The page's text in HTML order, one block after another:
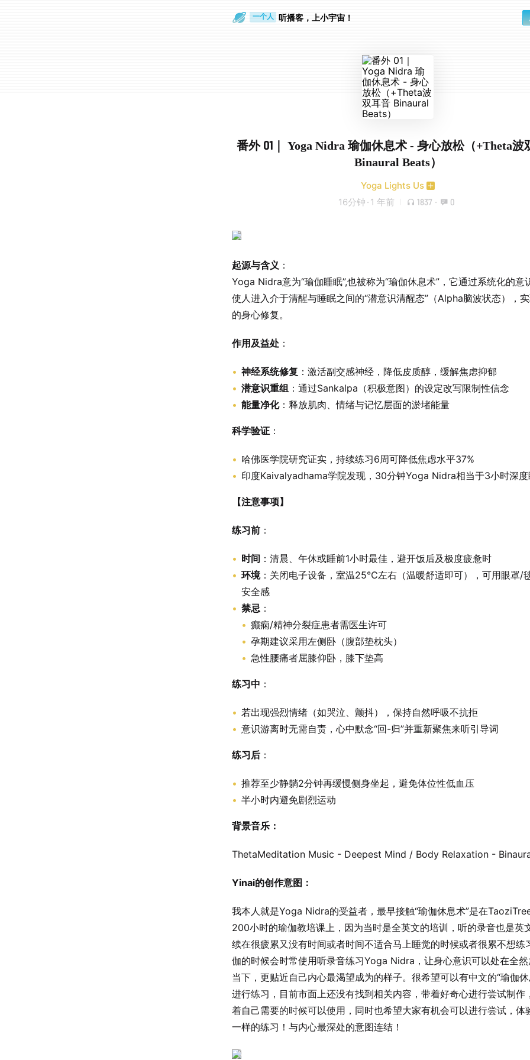
一个人 听播客，上小宇宙！
番外 01｜ Yoga Nidra 瑜伽休息术 - 身心放松（+Theta波
Binaural Beats）
Yoga Lights Us
16分钟 · 1 年前 1837 · 0
起源与含义 ：
Yoga Nidra意为“瑜伽睡眠”,也被称为“瑜伽休息术”，它通过系统化的意
使人进入介于清醒与睡眠之间的“潜意识清醒态”（Alpha脑波状态），
的身心修复。
作用及益处 ：
神经系统修复 ：激活副交感神经，降低皮质醇，缓解焦虑抑郁
潜意识重组 ：通过Sankalpa（积极意图）的设定改写限制性信念
能量净化：释放肌肉、情绪与记忆层面的淤堵能量
科学验证 ：
哈佛医学院研究证实，持续练习6周可降低焦虑水平37%
印度Kaivalyadhama学院发现，30分钟Yoga Nidra相当于3小时深
【注意事项】
练习前 ：
时间 ：清晨、午休或睡前1小时最佳，避开饭后及极度疲惫时
环境：关闭电子设备，室温25℃左右（温暖舒适即可），可用眼罩/
安全感
禁忌 ：
癫痫/精神分裂症患者需医生许可
孕期建议采用左侧卧（腹部垫枕头）
急性腰痛者屈膝仰卧，膝下垫高
练习中 ：
若出现强烈情绪（如哭泣、颤抖），保持自然呼吸不抗拒
意识游离时无需自责，心中默念“回-归”并重新聚焦来听引导词
练习后 ：
推荐至少静躺2分钟再缓慢侧身坐起，避免体位性低血压
半小时内避免剧烈运动
背景音乐：
ThetaMeditation Music - Deepest Mind / Body Relaxation -
Yinai的创作意图：
我本人就是Yoga Nidra的受益者，最早接触“瑜伽休息术”是在
200小时的瑜伽教培课上，因为当时是全英文的培训，听的录音也是英
续在很疲累又没有时间或者时间不适合马上睡觉的时候或者很累不想练
伽的时候会时常使用听录音练习Yoga Nidra，让身心意识可以处在全
当下，更贴近自己内心最渴望成为的样子。很希望可以有中文的“瑜伽
进行练习，目前市面上还没有找到相关内容，带着好奇心进行尝试制作
着自己需要的时候可以使用，同时也希望大家有机会可以进行尝试，体
一样的练习！与内心最深处的意图连结！